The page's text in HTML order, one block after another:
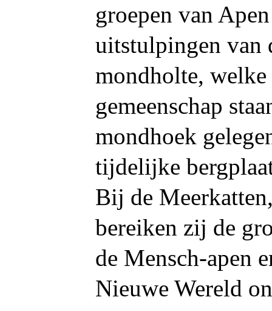
groepen van
uitstulpingen van
mondholte,
gemeenschap
mondhoek
tijdelijke
Bij de
bereiken zij de
de Mensch-apen
Nieuwe Wereld